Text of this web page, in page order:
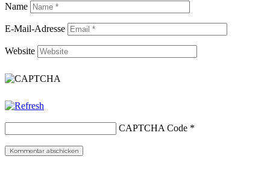
Name
E-Mail-Adresse
Website
CAPTCHA Code *